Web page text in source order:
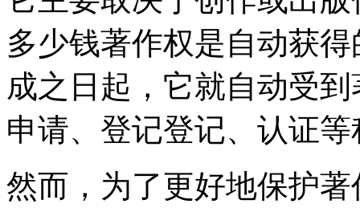
多少钱著作权是自动获
成之日起，它就自动受
申请、登记登记、认证等
然而，为了更好地保护